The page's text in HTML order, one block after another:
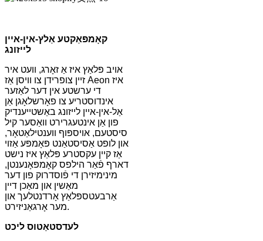
קאָמפּאַקטע אַלץ-אין-איין
לייזונג
אויב פּלאַץ איז אַ זאָרג, וועט איר
זיין צופרידן צו וויסן אַז Aeon איז
די ערשטע אין דער לאַזער
אינדוסטריע צו פאָרשלאָגן אַן
אַל-אין-איין לייזונג באַשטייענדיק
פון אַן אינטעגרירט וואַסער קיל
סיסטעם, אויספּוף ווענטילאַטאָר,
און לופט אַסיסטאַנט פּאָמפּע אַזוי
אַז קיין עקסטרע פּלאַץ איז נישט
דארף פֿאַר הילפס קאָמפּאָנענטן,
מינימיזירן די פֿוסדרוק פון דער
מאַשין און מאַכן דיין
אַרבעטספּלאַץ אָרדנטלעך און
מער אָרגאַניזירט.
לעדסטאַטוס ליכט